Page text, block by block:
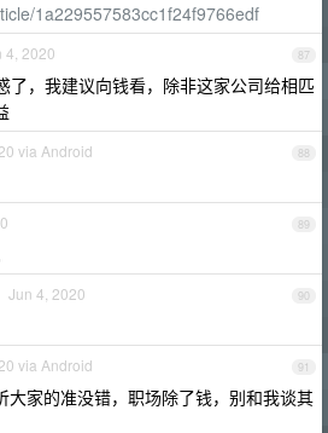
1a229557583cc1f24f9766edf
87
4, 2020
了，我建议向钱看，除非这家公司给相匹
88
via Android
89
90
Jun 4, 2020
91
via Android
大家的准没错，职场除了钱，别和我谈其